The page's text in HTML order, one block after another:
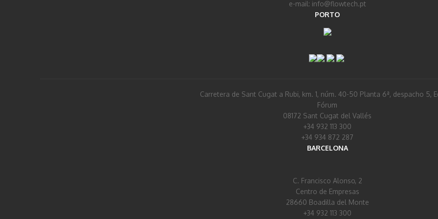
e-mail: info@flowtech.pt
PORTO
Carretera de Sant Cugat a Rubi, km. 1, núm. 40-50 Planta 6ª, despacho 5,
Fórum
08172 Sant Cugat del Vallés
+34 932 113 300
+34 934 872 287
BARCELONA
C. Francisco Alonso, 2
Centro de Empresas
28660 Boadilla del Monte
+34 932 113 300